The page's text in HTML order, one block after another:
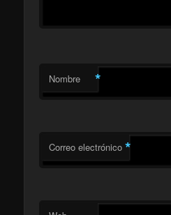
Nombre *
Correo electrónico *